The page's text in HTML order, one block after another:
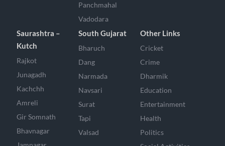
Panchmahal
Vadodara
Saurashtra –
Kutch
Rajkot
Junagadh
Kachchh
Amreli
Gir Somnath
Bhavnagar
South Gujarat
Bharuch
Dang
Narmada
Navsari
Surat
Tapi
Valsad
Other Links
Cricket
Crime
Dharmik
Education
Entertainment
Health
Politics